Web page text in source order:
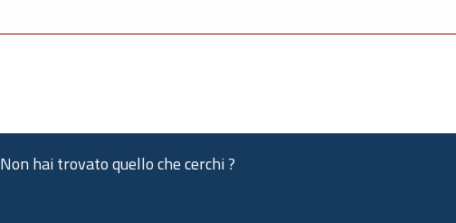
Non hai trovato quello che cerchi ?